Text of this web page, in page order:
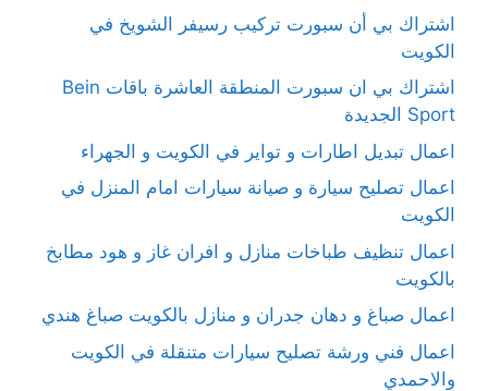
اشتراك بي أن سبورت تركيب رسيفر الشويخ في
الكويت
اشتراك بي ان سبورت المنطقة العاشرة باقات Bein
Sport الجديدة
اعمال تبديل اطارات و تواير في الكويت و الجهراء
اعمال تصليح سيارة و صيانة سيارات امام المنزل في
الكويت
اعمال تنظيف طباخات منازل و افران غاز و هود مطابخ
بالكويت
اعمال صباغ و دهان جدران و منازل بالكويت صباغ هندي
اعمال فني ورشة تصليح سيارات متنقلة في الكويت
والاحمدي